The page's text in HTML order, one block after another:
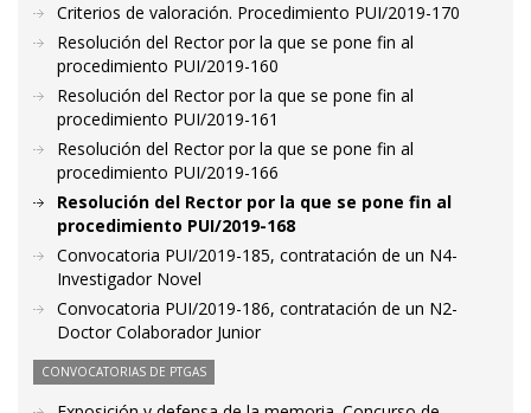
Criterios de valoración. Procedimiento PUI/2019-170
Resolución del Rector por la que se pone fin al
procedimiento PUI/2019-160
Resolución del Rector por la que se pone fin al
procedimiento PUI/2019-161
Resolución del Rector por la que se pone fin al
procedimiento PUI/2019-166
Resolución del Rector por la que se pone fin al
procedimiento PUI/2019-168
Convocatoria PUI/2019-185, contratación de un N4-
Investigador Novel
Convocatoria PUI/2019-186, contratación de un N2-
Doctor Colaborador Junior
CONVOCATORIAS DE PTGAS